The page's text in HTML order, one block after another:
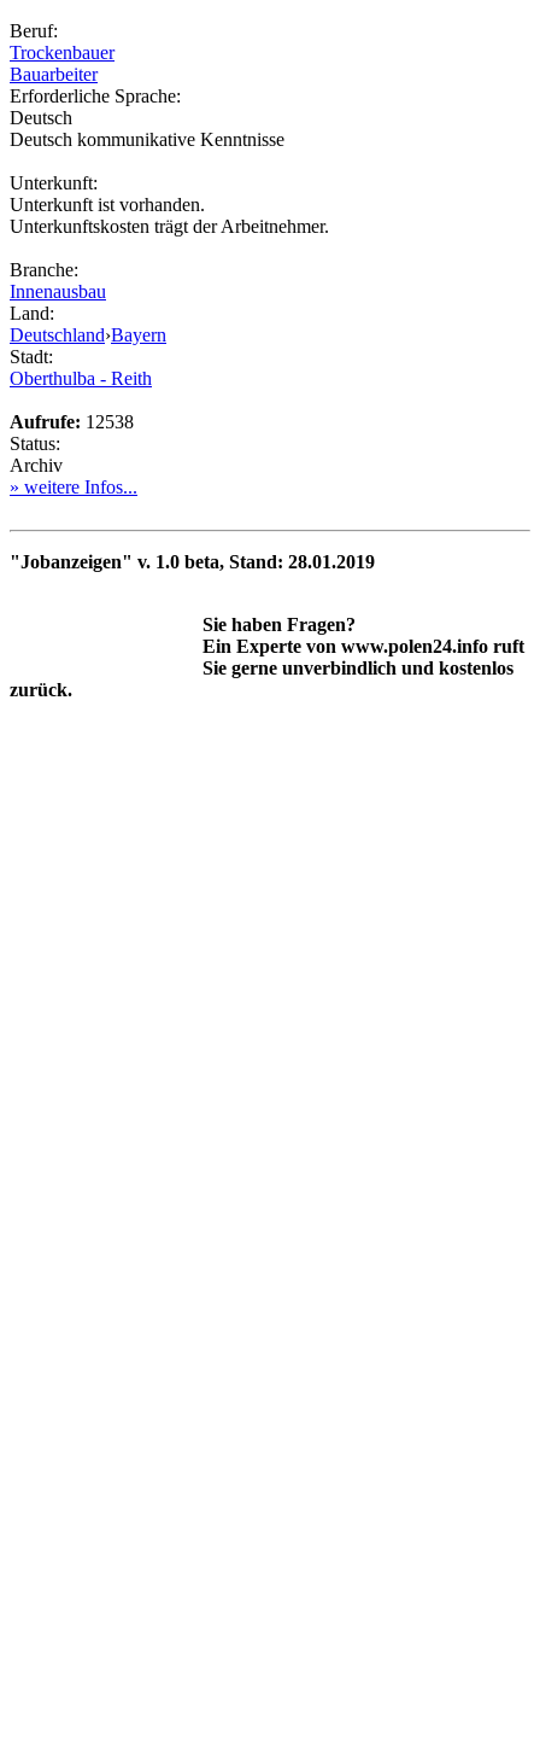
Beruf:
Trockenbauer
Bauarbeiter
Erforderliche Sprache:
Deutsch
Deutsch kommunikative Kenntnisse
Unterkunft:
Unterkunft ist vorhanden.
Unterkunftskosten trägt der Arbeitnehmer.
Branche:
Innenausbau
Land:
Deutschland›Bayern
Stadt:
Oberthulba - Reith
Aufrufe: 12538
Status:
Archiv
» weitere Infos...
"Jobanzeigen" v. 1.0 beta, Stand: 28.01.2019
Sie haben Fragen?
Ein Experte von www.polen24.info ruft
Sie gerne unverbindlich und kostenlos
zurück.